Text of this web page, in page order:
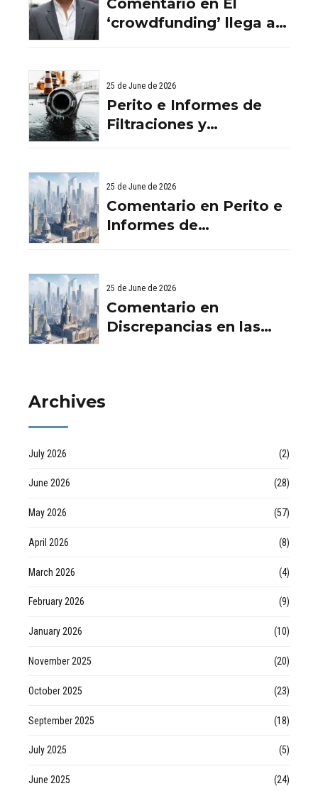
Comentario en El
‘crowdfunding’ llega al
llega al ladrillo por
Comentario en El
‘crowdfunding’ llega al
ladrillo por El
Aurema Group - Grupo
Aurema -
Rehabilitaciones y
25 de June de 2026
Perito e Informes de
Filtraciones y
Debes Saber
25 de June de 2026
Comentario en Perito e
Informes de
Viviendas: Lo Que
Debes Saber por
empresa de desatascos
en Huelva
25 de June de 2026
Comentario en
Discrepancias en las
Archives
July 2026 (2)
June 2026 (28)
May 2026 (57)
April 2026 (8)
March 2026 (4)
February 2026 (9)
January 2026 (10)
November 2025 (20)
October 2025 (23)
September 2025 (18)
July 2025 (5)
June 2025 (24)